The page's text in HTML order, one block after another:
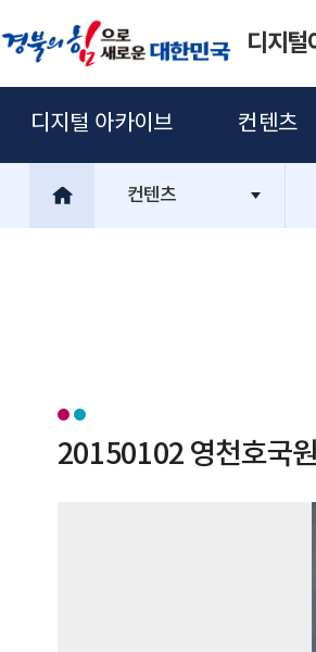
디지털
디지털 아카이브 컨텐츠
컨텐츠
20150102 영천호국